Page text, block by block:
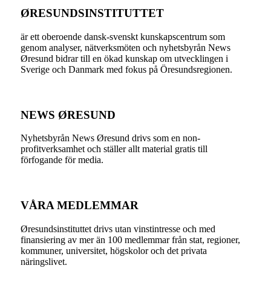
ØRESUNDSINSTITUTTET
är ett oberoende dansk-svenskt kunskapscentrum som
genom analyser, nätverksmöten och nyhetsbyrån News
Øresund bidrar till en ökad kunskap om utvecklingen i
Sverige och Danmark med fokus på Öresundsregionen.
NEWS ØRESUND
Nyhetsbyrån News Øresund drivs som en non-
profitverksamhet och ställer allt material gratis till
förfogande för media.
VÅRA MEDLEMMAR
Øresundsinstituttet drivs utan vinst­intresse och med
finansiering av mer än 100 medlemmar från stat, regioner,
kommuner, universitet, högskolor och det privata
näringslivet.